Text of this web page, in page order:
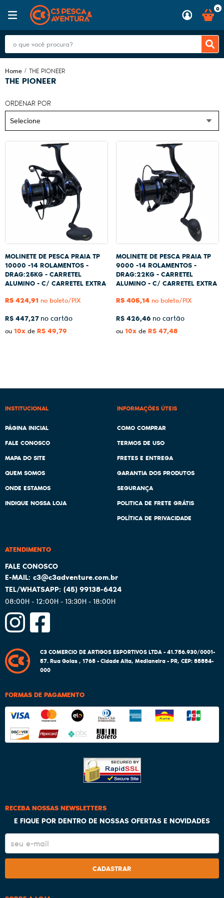
0
Home THE PIONEER
THE PIONEER
ORDENAR POR
Selecione
MOLINETE DE PESCA PRAIA TP
10000 -14 ROLAMENTOS -
DRAG:25KG - CARRETEL
ALUMINO - C/ CARRETEL EXTRA
R$ 447,27
R$ 424,91 no boleto/PIX
ou 10x de R$ 49,79
MOLINETE DE PESCA PRAIA TP
9000 -14 ROLAMENTOS -
DRAG:22KG - CARRETEL
ALUMINO - C/ CARRETEL EXTRA
R$ 426,46
R$ 405,14 no boleto/PIX
ou 10x de R$ 47,48
INSTITUCIONAL
PÁGINA INICIAL
FALE CONOSCO
MAPA DO SITE
QUEM SOMOS
ONDE ESTAMOS
INDIQUE NOSSA LOJA
INFORMAÇÕES ÚTEIS
COMO COMPRAR
TERMOS DE USO
FRETES E ENTREGA
GARANTIA DOS PRODUTOS
SEGURANÇA
POLITICA DE FRETE GRÁTIS
POLÍTICA DE PRIVACIDADE
ATENDIMENTO
(45)99138-6424
08:00H - 12:00H - 13:30H - 18:00H
c3@c3adventure.com.br
C3 COMERCIO DE ARTIGOS ESPORTIVOS LTDA - 41.756.930/0001-
57.Rua Goias , 1765-Cidade Alta, Medianeira-PR, CEP: 85884-
000
FORMAS DE PAGAMENTO
RECEBA NOSSAS NEWSLETTERS
E FIQUE POR DENTRO DE NOSSAS OFERTAS E NOVIDADES
CADASTRAR